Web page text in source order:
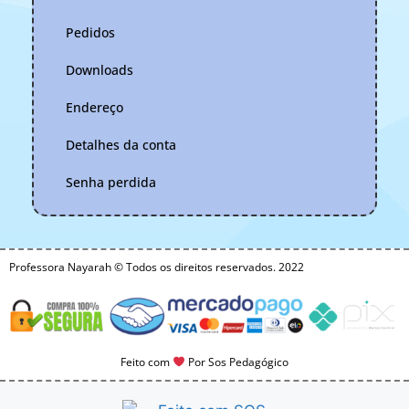
Pedidos
Downloads
Endereço
Detalhes da conta
Senha perdida
Professora Nayarah © Todos os direitos reservados. 2022
Feito com Por Sos Pedagógico